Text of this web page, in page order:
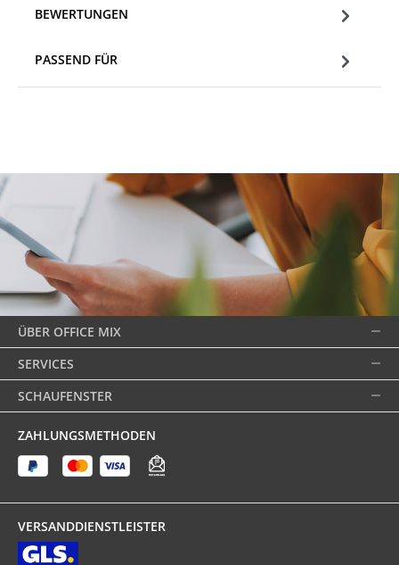
BEWERTUNGEN
PASSEND FÜR
ÜBER OFFICE MIX
SERVICES
SCHAUFENSTER
ZAHLUNGSMETHODEN
VERSANDDIENSTLEISTER